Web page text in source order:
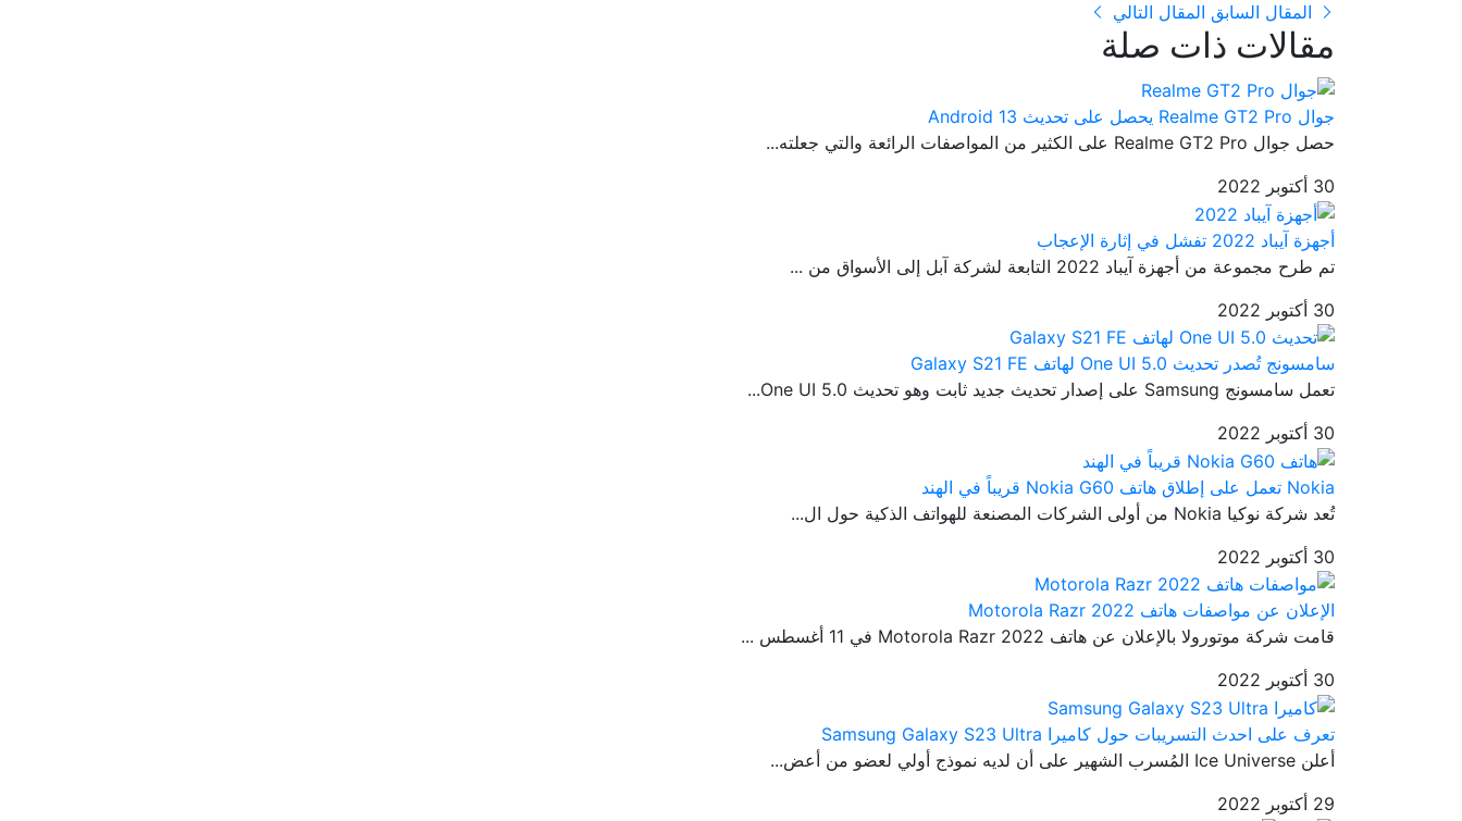
المقال السابق المقال التالي
مقالات ذات صلة
جوال Realme GT2 Pro يحصل على تحديث Android 13
حصل جوال Realme GT2 Pro على الكثير من المواصفات الرائعة والتي جعلته...
30 أكتوبر 2022
أجهزة آيباد 2022 تفشل في إثارة الإعجاب
تم طرح مجموعة من أجهزة آيباد 2022 التابعة لشركة آبل إلى الأسواق من ...
30 أكتوبر 2022
سامسونج تُصدر تحديث One UI 5.0 لهاتف Galaxy S21 FE
تعمل سامسونج Samsung على إصدار تحديث جديد ثابت وهو تحديث One UI 5.0...
30 أكتوبر 2022
Nokia تعمل على إطلاق هاتف Nokia G60 قريباً في الهند
تُعد شركة نوكيا Nokia من أولى الشركات المصنعة للهواتف الذكية حول ال...
30 أكتوبر 2022
الإعلان عن مواصفات هاتف Motorola Razr 2022
قامت شركة موتورولا بالإعلان عن هاتف Motorola Razr 2022 في 11 أغسطس ...
30 أكتوبر 2022
تعرف على احدث التسريبات حول كاميرا Samsung Galaxy S23 Ultra
أعلن Ice Universe المُسرب الشهير على أن لديه نموذج أولي لعضو من أعض...
29 أكتوبر 2022